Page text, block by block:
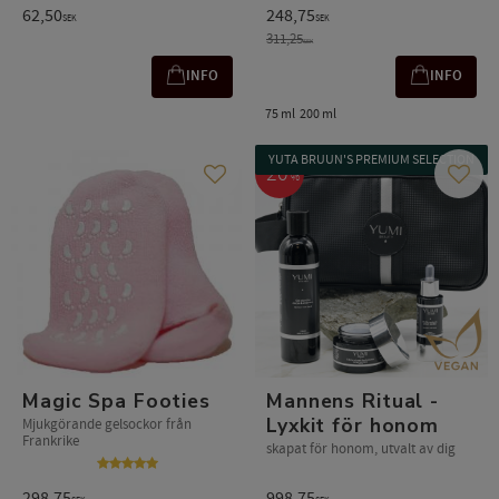
62,50SEK
INFO
248,75SEK
311,25SEK
INFO
75 ml 200 ml
Magic Spa Footies
Mjukgörande gelsockor från
Frankrike
Lägg till i favoriter
Mannens Ritual -
Lyxkit för honom
skapat för honom, utvalt av dig
20%
YUTA BRUUN'S PREMIUM SELECTION